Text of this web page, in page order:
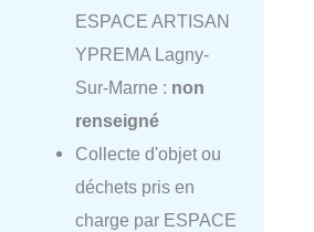
ESPACE ARTISAN
YPREMA Lagny-
Sur-Marne : non
renseigné
Collecte d'objet ou
déchets pris en
charge par ESPACE